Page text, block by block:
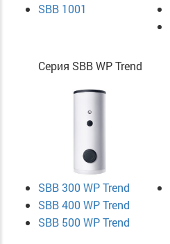
SBB 1001
Серия SBB WP Trend
SBB 300 WP Trend
SBB 400 WP Trend
SBB 500 WP Trend